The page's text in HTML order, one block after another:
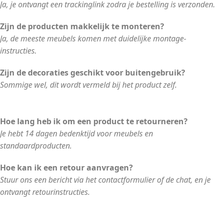
Ja, je ontvangt een trackinglink zodra je bestelling is verzonden.
Zijn de producten makkelijk te monteren?
Ja, de meeste meubels komen met duidelijke montage-
instructies.
Zijn de decoraties geschikt voor buitengebruik?
Sommige wel, dit wordt vermeld bij het product zelf.
Hoe lang heb ik om een product te retourneren?
Je hebt 14 dagen bedenktijd voor meubels en
standaardproducten.
Hoe kan ik een retour aanvragen?
Stuur ons een bericht via het contactformulier of de chat, en je
ontvangt retourinstructies.